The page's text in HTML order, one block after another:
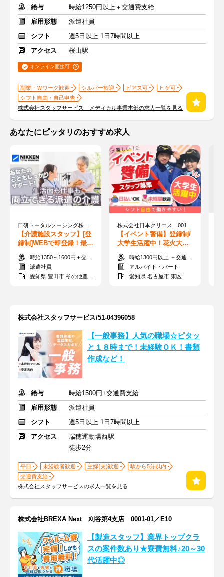
給与
時給1250円以上＋交通費支給
雇用形態
派遣社員
シフト
週5日以上 1日7時間以上
アクセス
桜山駅
オンライン面接可
副業・Ｗワーク歓迎 シルバー歓迎 ピアス可
ヒゲ可
シフト自由・自己申告
株式会社スタッフサービス メディカル事業本部の求人一覧を見る
あなたにピッタリのおすすめ求人
【介護施設スタッフ】[登
録制]WEBで即登録！最短
翌日スタート⇒週払いで
給料GET◎無資格OK
時給1350～1600円＋交通費全額支給
派遣社員
愛知県 豊田市 その他豊田市
株式会社日本クリエス 001
【イベント警備】登録制/
大学生活躍中！花火大会,
野外FESなど多数あり★
食事手当&日払いOK
時給1300円以上 ＋交通費全額支給
アルバイト・パート
愛知県 名古屋市 東区
株式会社スタッフサービス/51-04396058
【一般事務】人気の職場☆ピタッ
と１８時まで！未経験ＯＫ！書類
作成など！
給与
時給1500円+交通費支給
雇用形態
派遣社員
シフト
週5日以上 1日7時間以上
アクセス
瑞穂運動場西駅
徒歩2分
平日 未経験者歓迎 主婦(夫)歓迎
駅から5分以内
交通費支給
株式会社スタッフサービスの求人一覧を見る
株式会社BREXA Next 刈谷第4支店 0001-01／E10
【製造スタッフ】業界トップクラ
スの案件数あり★寮費無料♪20～30
代活躍中◎